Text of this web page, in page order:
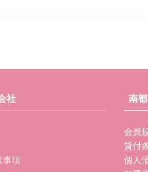
社
事項
南
会員
貸付
個人